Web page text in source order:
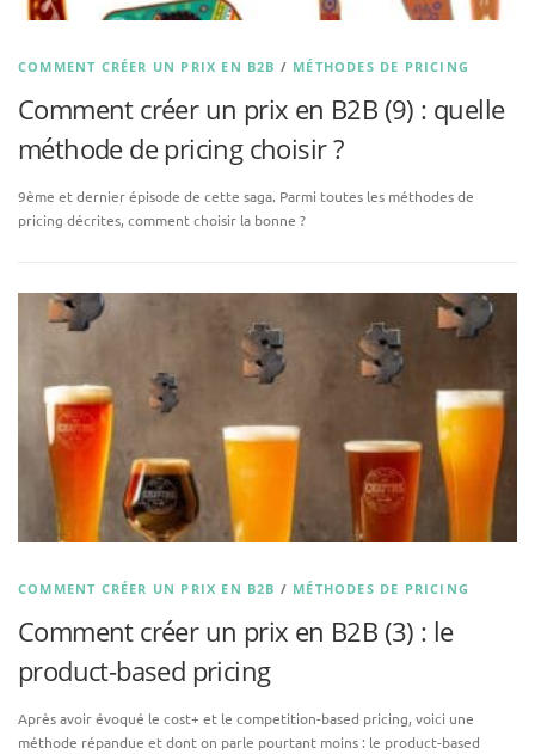
COMMENT CRÉER UN PRIX EN B2B / MÉTHODES DE PRICING
Comment créer un prix en B2B (9) : quelle
méthode de pricing choisir ?
9ème et dernier épisode de cette saga. Parmi toutes les méthodes de
pricing décrites, comment choisir la bonne ?
COMMENT CRÉER UN PRIX EN B2B / MÉTHODES DE PRICING
Comment créer un prix en B2B (3) : le
product-based pricing
Après avoir évoqué le cost+ et le competition-based pricing, voici une
méthode répandue et dont on parle pourtant moins : le product-based